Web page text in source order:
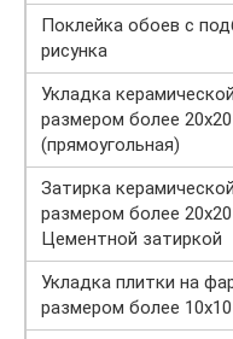
Поклейка обоев с
рисунка
Укладка
размером более
(прямоугольная)
Затирка
размером более
Цементной затиркой
Укладка плитки на
размером более